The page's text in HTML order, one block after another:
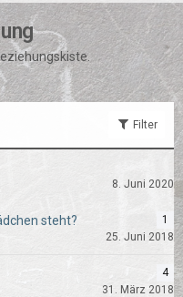
Filter
8. Juni 2020
steht?
1
25. Juni 2018
4
31. März 2018